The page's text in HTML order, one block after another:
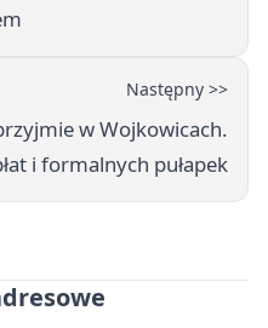
Następny >>
w Wojkowicach.
i formalnych pułapek